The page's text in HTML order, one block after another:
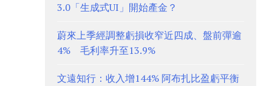
3.0「生成式UI」開始產金？
蔚來上季經調整虧損收窄近四成、盤前彈逾
4% 毛利率升至13.9%
文遠知行：收入增144% 阿布扎比盈虧平衡